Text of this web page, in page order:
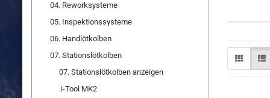
04. Reworksysteme
05. Inspektionssysteme
06. Handlötkolben
07. Stationslötkolben
07. Stationslötkolben anzeigen
.i-Tool MK2